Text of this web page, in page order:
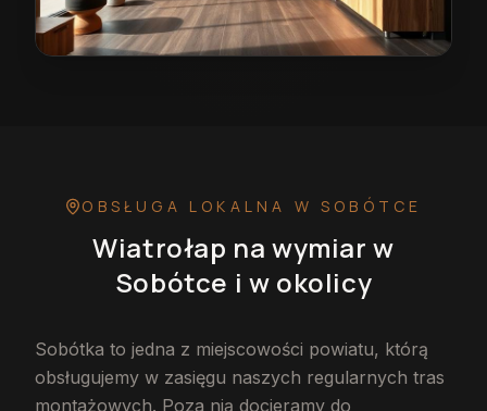
OBSŁUGA LOKALNA W SOBÓTCE
Wiatrołap na wymiar w
Sobótce i w okolicy
Sobótka to jedna z miejscowości powiatu, którą
obsługujemy w zasięgu naszych regularnych tras
montażowych. Poza nią docieramy do